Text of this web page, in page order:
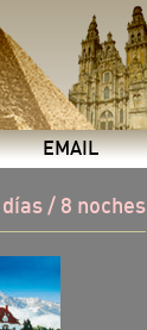
EMAIL
días / 8 noches